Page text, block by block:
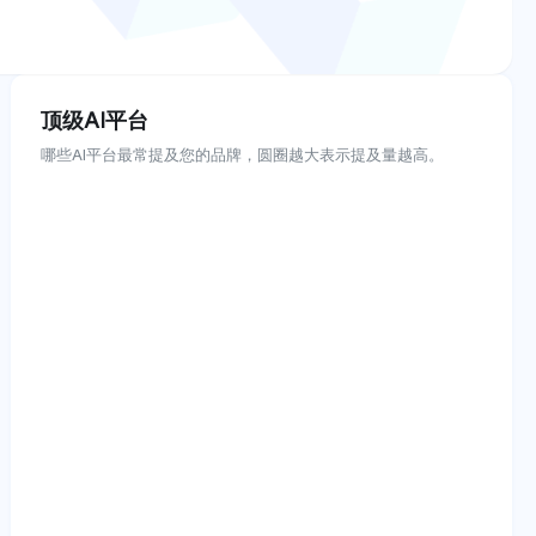
顶级AI平台
哪些AI平台最常提及您的品牌，圆圈越大表示提及量越高。